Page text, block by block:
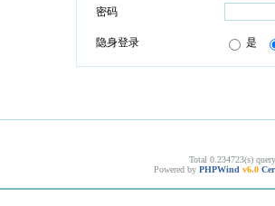
密码
隐身登录 是
Total 0.234723(s)
Powered by PHPWind v6.0